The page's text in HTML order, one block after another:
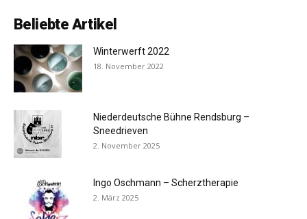
Beliebte Artikel
Winterwerft 2022
18. November 2022
Niederdeutsche Bühne Rendsburg –
Sneedrieven
2. November 2025
Ingo Oschmann – Scherztherapie
2. März 2025